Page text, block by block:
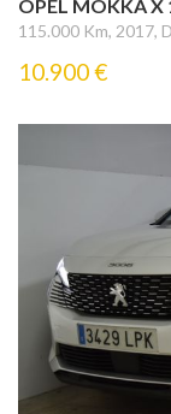
115.000 Km, 2017,
10.900 €